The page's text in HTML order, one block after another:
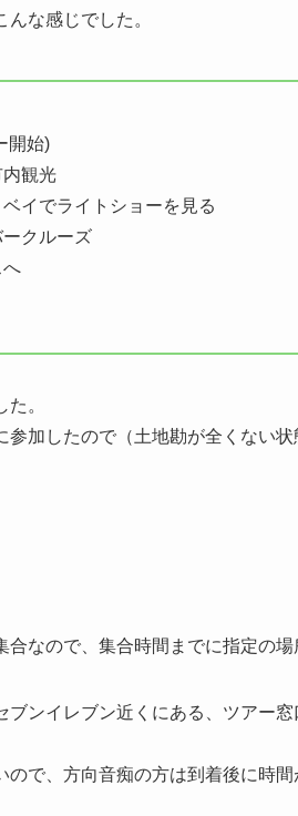
な感じでした。
開始)
観光
イでライトショーを見る
クルーズ
へ
。
参加したので（土地勘が全くない
なので、集合時間までに指定の場
ンイレブン近くにある、ツアー窓
ので、方向音痴の方は到着後に時